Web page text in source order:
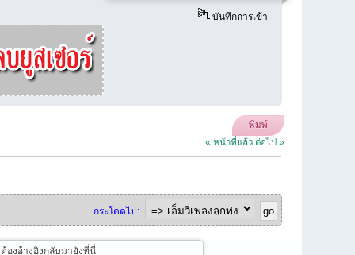
บันทึกการเข้า
พิมพ์
« หน้าที่แล้ว ต่อไป »
กระโดดไป:
งอ้างอิงกลับมายังที่นี่